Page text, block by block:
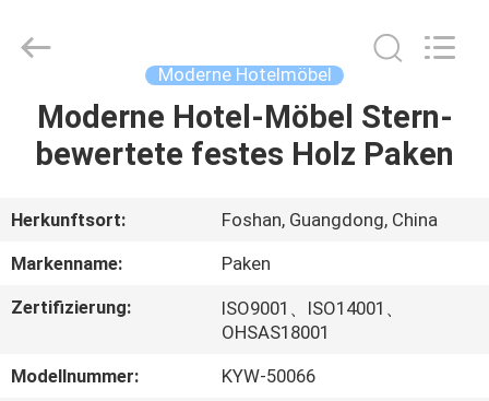
HAUS
ÜBER
UNS
FABRIK-
Ltd..
Moderne Hotelmöbel
Moderne Hotel-Möbel Stern-
bewertete festes Holz Paken
Herkunftsort:
Foshan, Guangdong, China
Markenname:
Paken
Zertifizierung:
ISO9001、ISO14001、
OHSAS18001
Modellnummer:
KYW-50066